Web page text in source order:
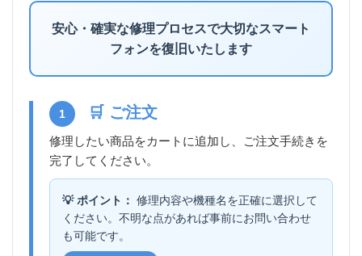
安心・確実な修理プロセスで大切なスマート
フォンを復旧いたします
1 🛒 ご注文
修理したい商品をカートに追加し、ご注文手続きを
完了してください。
💡 ポイント： 修理内容や機種名を正確に選択して
ください。不明な点があれば事前にお問い合わせ
も可能です。